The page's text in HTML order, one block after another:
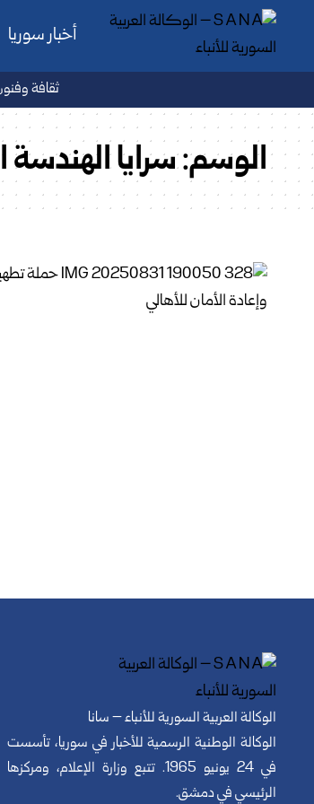
أخبار سوريا
ثقافة
الوسم:سرايا الهندسة
الوكالة العربية السورية للأنباء – سانا
الوكالة الوطنية الرسمية للأخبار في سوريا، تأسست
في 24 يونيو 1965. تتبع وزارة الإعلام، ومركزها
الرئيسي في دمشق.